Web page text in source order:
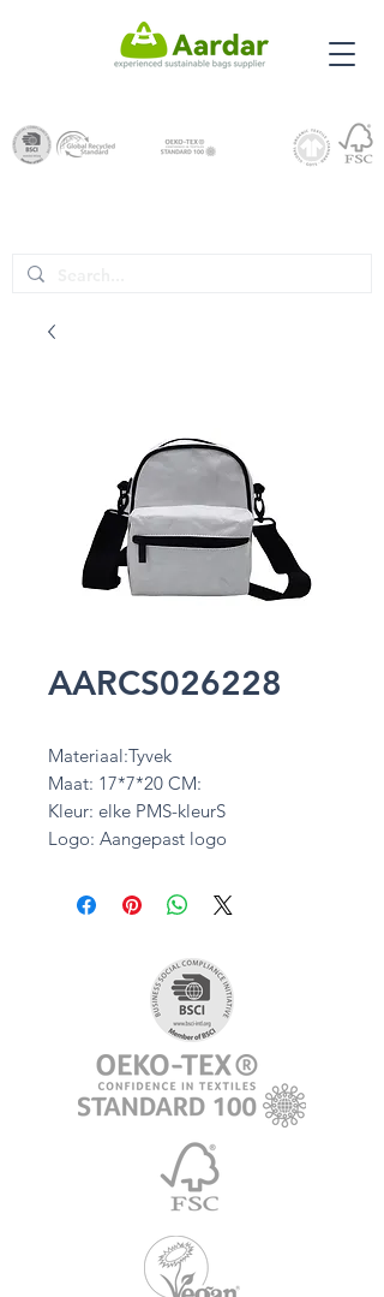
AARCS026228
Materiaal:Tyvek
Maat: 17*7*20 CM:
Kleur: elke PMS-kleurS
Logo: Aangepast logo